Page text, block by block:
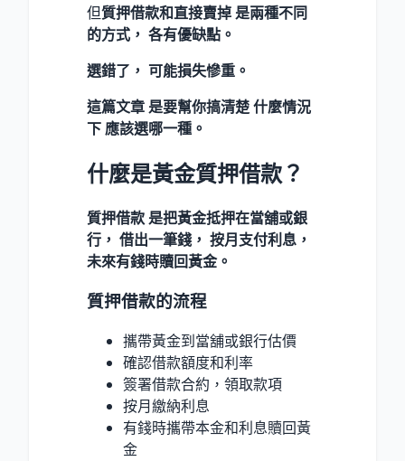
但質押借款和直接賣掉 是兩種不同
的方式， 各有優缺點。
選錯了， 可能損失慘重。
這篇文章 是要幫你搞清楚 什麼情況
下 應該選哪一種。
什麼是黃金質押借款？
質押借款 是把黃金抵押在當舖或銀
行， 借出一筆錢， 按月支付利息，
未來有錢時贖回黃金。
質押借款的流程
攜帶黃金到當舖或銀行估價
確認借款額度和利率
簽署借款合約，領取款項
按月繳納利息
有錢時攜帶本金和利息贖回黃
金